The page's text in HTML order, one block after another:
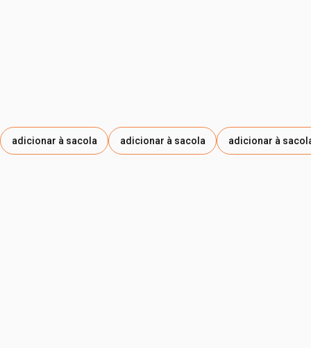
adicionar à sacola adicionar à sacola adicionar à